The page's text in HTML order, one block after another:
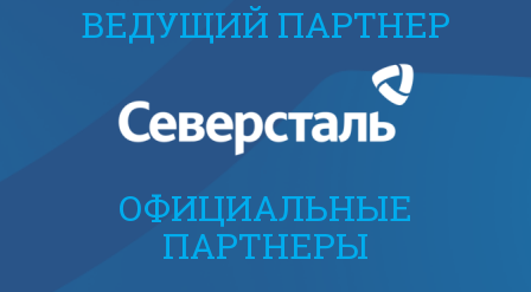
ВЕДУЩИЙ ПАРТНЕР
ОФИЦИАЛЬНЫЕ
ПАРТНЕРЫ